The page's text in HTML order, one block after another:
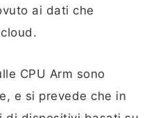
ai dati che
CPU Arm sono
e si prevede che in